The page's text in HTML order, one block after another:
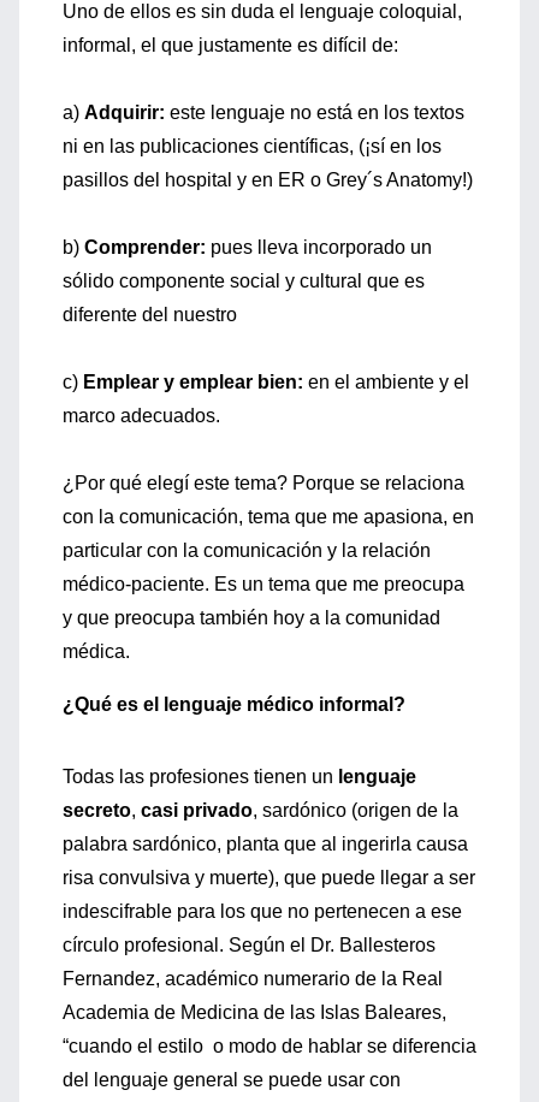
Uno de ellos es sin duda el lenguaje coloquial,
informal, el que justamente es difícil de:
a) Adquirir: este lenguaje no está en los textos
ni en las publicaciones científicas, (¡sí en los
pasillos del hospital y en ER o Grey´s Anatomy!)
b) Comprender: pues lleva incorporado un
sólido componente social y cultural que es
diferente del nuestro
c) Emplear y emplear bien: en el ambiente y el
marco adecuados.
¿Por qué elegí este tema? Porque se relaciona
con la comunicación, tema que me apasiona, en
particular con la comunicación y la relación
médico-paciente. Es un tema que me preocupa
y que preocupa también hoy a la comunidad
médica.
¿Qué es el lenguaje médico informal?
Todas las profesiones tienen un lenguaje
secreto, casi privado, sardónico (origen de la
palabra sardónico, planta que al ingerirla causa
risa convulsiva y muerte), que puede llegar a ser
indescifrable para los que no pertenecen a ese
círculo profesional. Según el Dr. Ballesteros
Fernandez, académico numerario de la Real
Academia de Medicina de las Islas Baleares,
“cuando el estilo o modo de hablar se diferencia
del lenguaje general se puede usar con